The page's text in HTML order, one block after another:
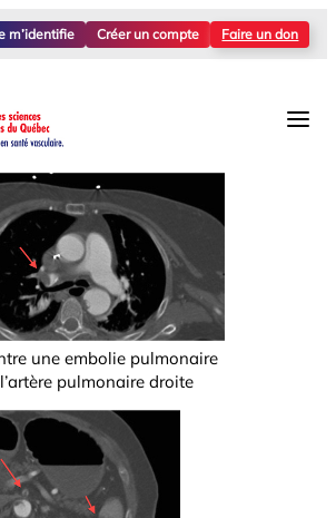
m’identifie Créer un compte Faire un don
une embolie pulmonaire
pulmonaire droite